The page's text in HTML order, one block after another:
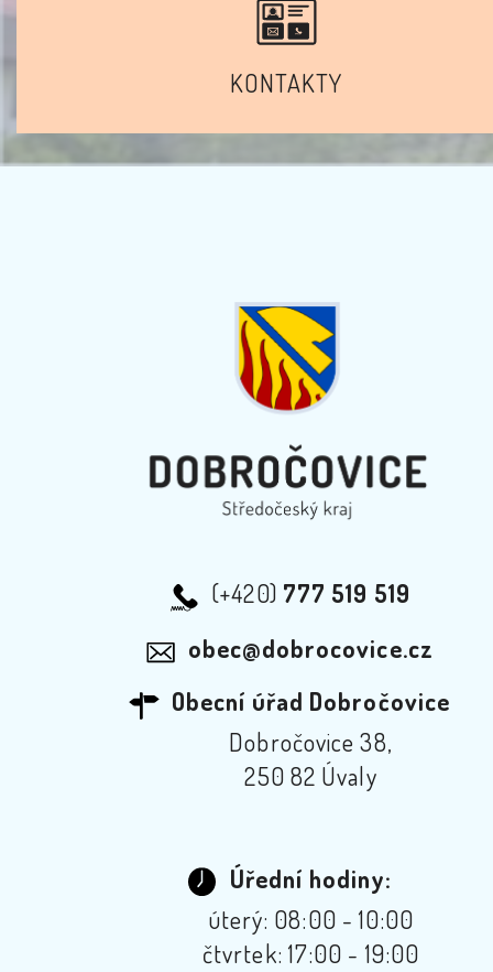
KONTAKTY
(+420) 777 519 519
obec@dobrocovice.cz
Obecní úřad Dobročovice
Dobročovice 38,
250 82 Úvaly
Úřední hodiny:
úterý: 08:00 - 10:00
čtvrtek: 17:00 - 19:00